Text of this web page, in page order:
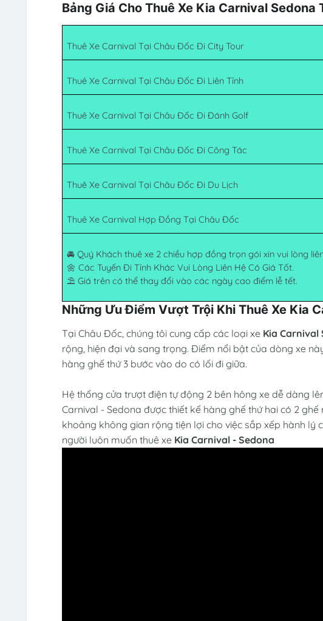
Bảng Giá Cho Thuê Xe Kia Carnival Sedona
Thuê Xe Carnival Tại Châu Đốc Đi City Tour
Thuê Xe Carnival Tại Châu Đốc Đi Liên Tỉnh
Thuê Xe Carnival Tại Châu Đốc Đi Đánh Golf
Thuê Xe Carnival Tại Châu Đốc Đi Công Tác
Thuê Xe Carnival Tại Châu Đốc Đi Du Lịch
Thuê Xe Carnival Hợp Đồng Tại Châu Đốc
🚘 Quý Khách thuê xe 2 chiều hợp đồng trọn gói xin vui lòng
🌼 Các Tuyến Đi Tỉnh Khác Vui Lòng Liên Hệ Có Giá Tốt.
⛱ Giá trên có thể thay đổi vào các ngày cao điểm lễ tết.
Những Ưu Điểm Vượt Trội Khi Thuê Xe Kia
Tại Châu Đốc, chúng tôi cung cấp các loại xe Kia Carnival
rộng, hiện đại và sang trọng. Điểm nổi bật của dòng xe
hàng ghế thứ 3 bước vào do có lối đi giữa.
Hệ thống cửa trượt điện tự động 2 bên hông xe dễ dàng
Carnival - Sedona được thiết kế hàng ghế thứ hai có 2
khoảng không gian rộng tiện lợi cho việc sắp xếp hành lý
người luôn muốn thuê xe Kia Carnival - Sedona